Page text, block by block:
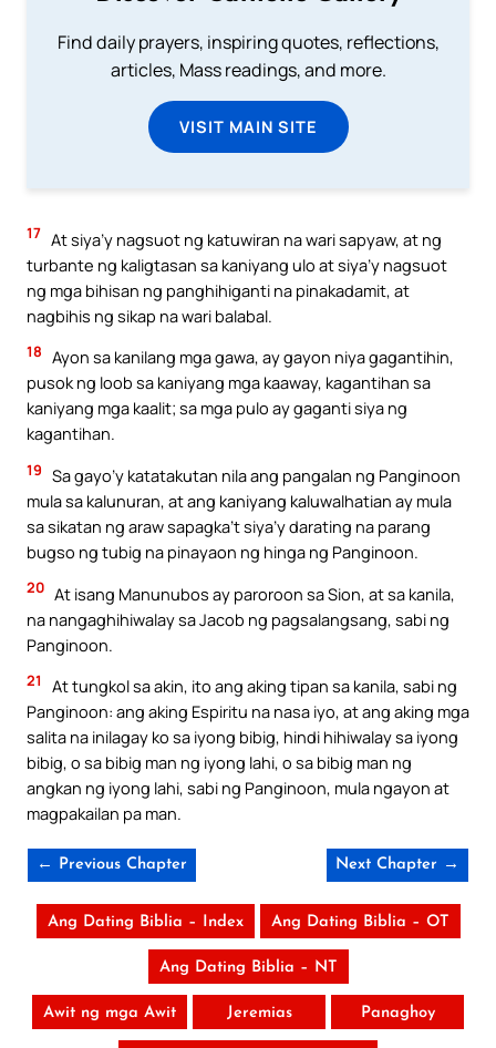
Find daily prayers, inspiring quotes, reflections,
articles, Mass readings, and more.
VISIT MAIN SITE
17 At siya’y nagsuot ng katuwiran na wari sapyaw, at ng
turbante ng kaligtasan sa kaniyang ulo at siya’y nagsuot
ng mga bihisan ng panghihiganti na pinakadamit, at
nagbihis ng sikap na wari balabal.
18 Ayon sa kanilang mga gawa, ay gayon niya gagantihin,
pusok ng loob sa kaniyang mga kaaway, kagantihan sa
kaniyang mga kaalit; sa mga pulo ay gaganti siya ng
kagantihan.
19 Sa gayo’y katatakutan nila ang pangalan ng Panginoon
mula sa kalunuran, at ang kaniyang kaluwalhatian ay mula
sa sikatan ng araw sapagka’t siya’y darating na parang
bugso ng tubig na pinayaon ng hinga ng Panginoon.
20 At isang Manunubos ay paroroon sa Sion, at sa kanila,
na nangaghihiwalay sa Jacob ng pagsalangsang, sabi ng
Panginoon.
21
At tungkol sa akin, ito ang aking tipan sa kanila, sabi ng
Panginoon: ang aking Espiritu na nasa iyo, at ang aking mga
salita na inilagay ko sa iyong bibig, hindi hihiwalay sa iyong
bibig, o sa bibig man ng iyong lahi, o sa bibig man ng
angkan ng iyong lahi, sabi ng Panginoon, mula ngayon at
magpakailan pa man.
← Previous Chapter Next Chapter →
Ang Dating Biblia – Index Ang Dating Biblia – OT
Ang Dating Biblia – NT
Awit ng mga Awit Jeremias Panaghoy